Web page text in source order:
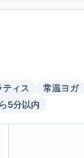
ティス
常温ヨガ
5分以内